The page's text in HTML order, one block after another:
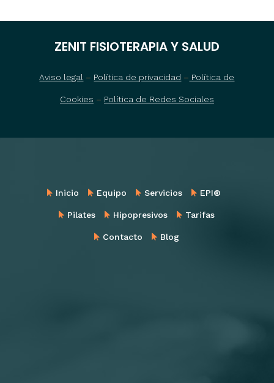
ZENIT FISIOTERAPIA Y SALUD
Aviso legal – Política de privacidad – Política de
Cookies – Política de Redes Sociales
Inicio Equipo Servicios EPI®
Pilates Hipopresivos Tarifas
Contacto Blog